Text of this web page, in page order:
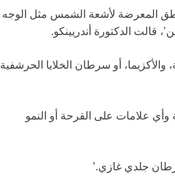
المعرضة لأشعة الشمس مثل الوجه
قالت الدكتورة أندريينكو.
والأكزيما، أو سرطان الخلايا الحرشفية
علامات على القرحة أو النمو
جلدي غازي.’